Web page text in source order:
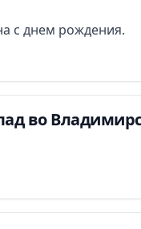
с днем рождения.
во